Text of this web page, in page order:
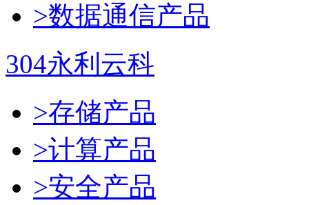
>数据通信产品
304永利云科
>存储产品
>计算产品
>安全产品